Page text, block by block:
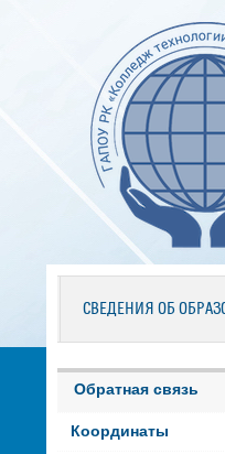
СВЕДЕНИЯ ОБ
Обратная связь
Координаты